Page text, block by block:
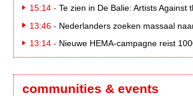
15:14 - Te zien in De Balie: Artists Against the
13:46 - Nederlanders zoeken massaal naar eclipsbrillen op
13:14 - Nieuwe HEMA-campagne reist 1000 jaar terug in de tijd naar
communities & events